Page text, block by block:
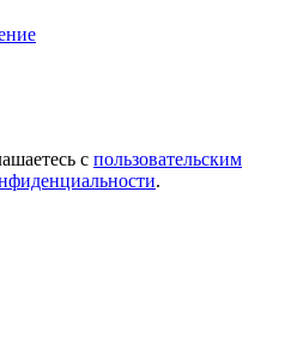
с пользовательским
.